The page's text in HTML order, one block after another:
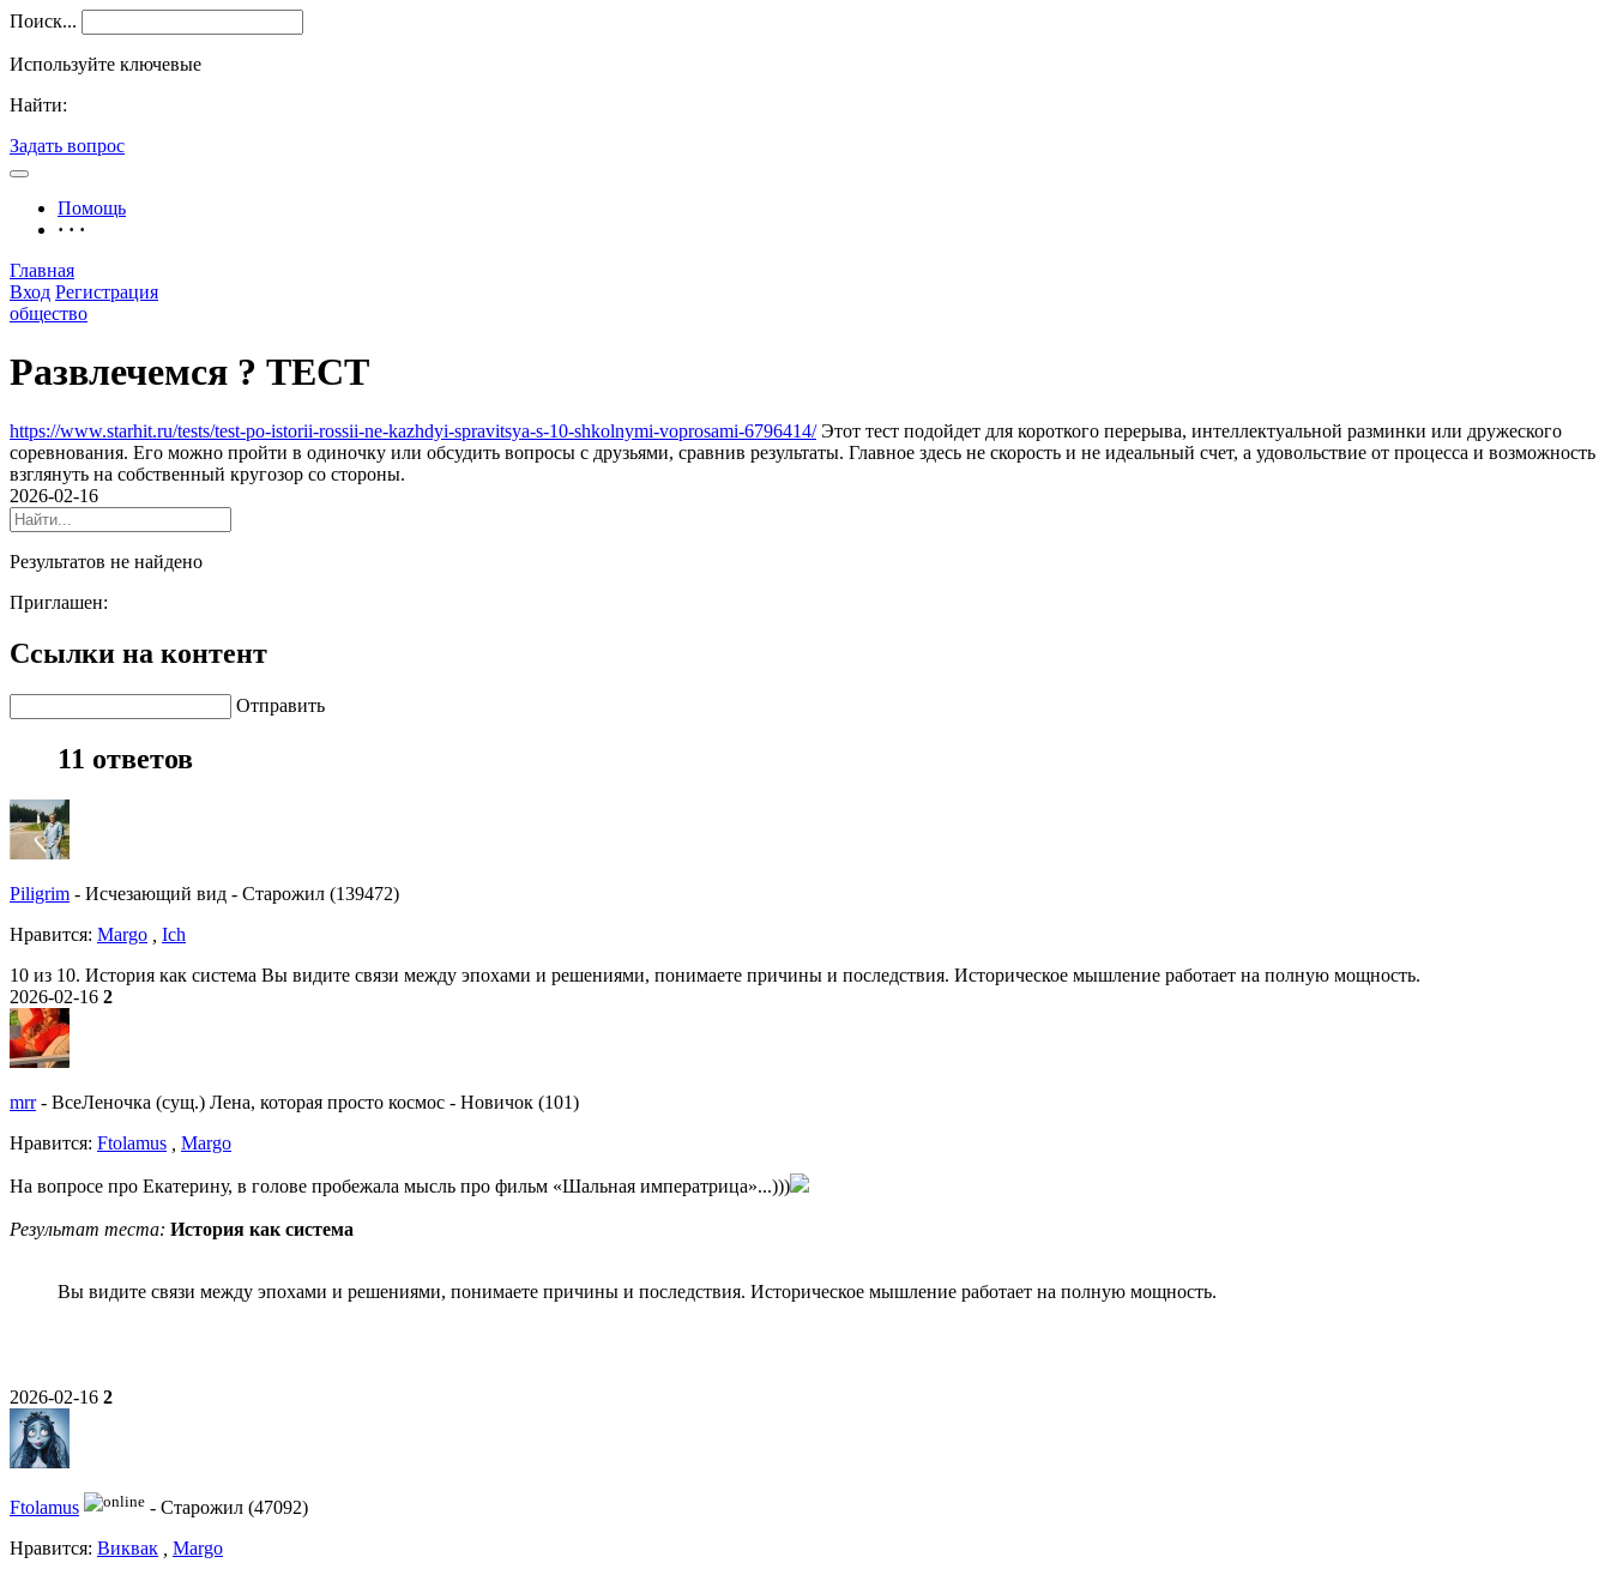
Поиск...
Используйте ключевые
Найти:
Задать вопрос
Помощь
· · ·
Главная
Вход Регистрация
общество
Развлечемся ? ТЕСТ
https://www.starhit.ru/tests/test-po-istorii-rossii-ne-kazhdyi-spravitsya-s-10-shkolnymi-voprosami-6796414/Этот тест подойдет для короткого перерыва, интеллектуальной разминки или дружеского
соревнования. Его можно пройти в одиночку или обсудить вопросы с друзьями, сравнив результаты. Главное здесь не скорость и не идеальный счет, а удовольствие от процесса и возможность
взглянуть на собственный кругозор со стороны.
2026-02-16
Результатов не найдено
Приглашен:
Ссылки на контент
Отправить
11 ответов
Piligrim - Исчезающий вид - Старожил (139472)
Нравитcя: Margo
Ich
10 из 10. История как система Вы видите связи между эпохами и решениями, понимаете причины и последствия. Историческое мышление работает на полную мощность.
2026-02-16 2
mrr- ВсеЛеночка (сущ.) Лена, которая просто космос - Новичок (101)
Нравитcя: Ftolamus Margo
На вопросе про Екатерину, в голове пробежала мысль про фильм «Шальная императрица»...)))
Результат теста: История как система
Вы видите связи между эпохами и решениями, понимаете причины и последствия. Историческое мышление работает на полную мощность.
2026-02-16 2
Ftolamus - Старожил (47092)
Нравитcя: Виквак
Margo